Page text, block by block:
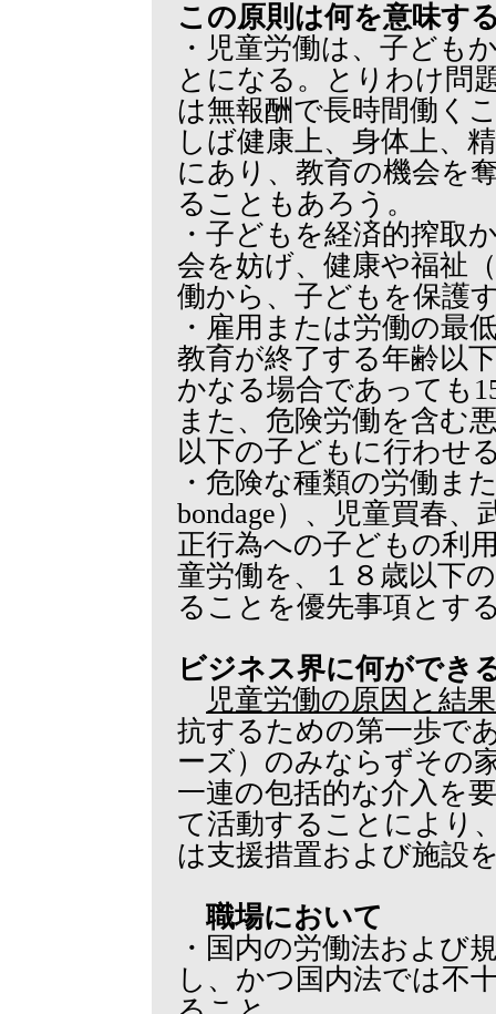
この原則は何を意味す
・児童労働は、子ども
とになる。とりわけ問
は無報酬で長時間働く
しば健康上、身体上、
にあり、教育の機会を
ることもあろう。
・子どもを経済的搾取
会を妨げ、健康や福祉
働から、子どもを保護
・雇用または労働の最
教育が終了する年齢以
かなる場合であっても
また、危険労働を含む
以下の子どもに行わせ
・危険な種類の労働ま
bondage）、児童買春
正行為への子どもの利
童労働を、１８歳以下
ることを優先事項とす
ビジネス界に何ができ
児童労働の原因と結果
抗するための第一歩で
ーズ）のみならずその
一連の包括的な介入を
て活動することにより
は支援措置および施設
職場において
・国内の労働法および
し、かつ国内法では不